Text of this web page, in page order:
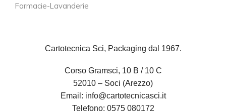
Farmacie-Lavanderie
Cartotecnica Sci, Packaging dal 1967.
Corso Gramsci, 10 B / 10 C
52010 – Soci (Arezzo)
Email: info@cartotecnicasci.it
Telefono: 0575 080172